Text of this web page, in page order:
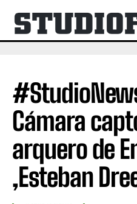
Cámara
arquero de
,Esteban